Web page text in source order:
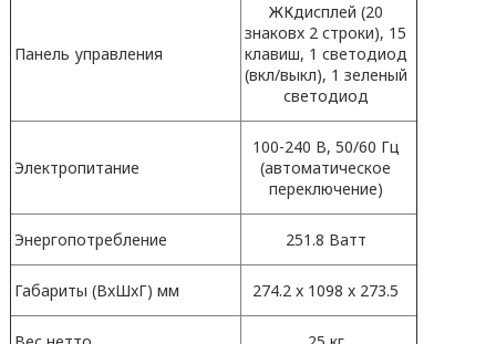
Панель управления
ЖКдисплей (20
знаковx 2 строки), 15
клавиш, 1 светодиод
(вкл/выкл), 1 зеленый
светодиод
Электропитание
100-240 В, 50/60 Гц
(автоматическое
переключение)
Энергопотребление 251.8 Ватт
Габариты (ВxШxГ) мм 274.2 x 1098 x 273.5